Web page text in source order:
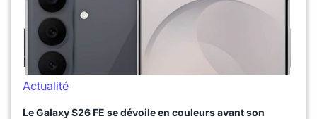
Actualité
Le Galaxy S26 FE se dévoile en couleurs avant son